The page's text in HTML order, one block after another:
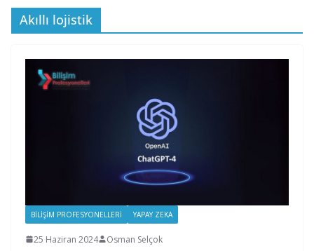
Akıllı lojistik
BILIŞIM PROFESYONELLERI YAPAY ZEKA
25 Haziran 2024 Osman Selçok